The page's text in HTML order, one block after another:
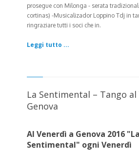
prosegue con Milonga - serata
cortinas) -Musicalizador Loppino Tdj in
ringraziare tutti i soci che in.
Leggi tutto ...
La Sentimental – Tango al
Genova
Al Venerdì a Genova 2016 "La
Sentimental" ogni Venerdì